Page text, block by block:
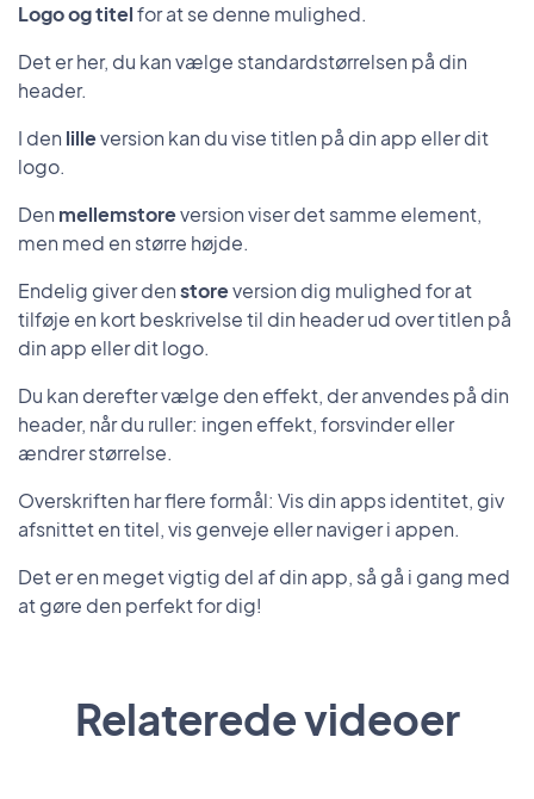
Logo og titelfor at se denne mulighed.
Det er her, du kan vælge standardstørrelsen på din
header.
I den lilleversion kan du vise titlen på din app eller dit
logo.
Den mellemstoreversion viser det samme element,
men med en større højde.
Endelig giver denstoreversion dig mulighed for at
tilføje en kort beskrivelse til din header ud over titlen på
din app eller dit logo.
Du kan derefter vælge den effekt, der anvendes på din
header, når du ruller: ingen effekt, forsvinder eller
ændrer størrelse.
Overskriften har flere formål: Vis din apps identitet, giv
afsnittet en titel, vis genveje eller naviger i appen.
Det er en meget vigtig del af din app, så gå i gang med
at gøre den perfekt for dig!
Relaterede videoer